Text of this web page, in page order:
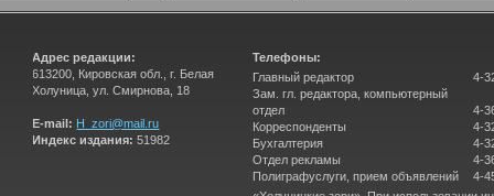
Адрес редакции:
613200, Кировская обл., г. Белая
Холуница, ул. Смирнова, 18
E-mail: H_zori@mail.ru
Индекс издания: 51982
Телефоны:
Главный редактор
Зам. гл. редактора, компьютерный
отдел
Корреспонденты
Бухгалтерия
Отдел рекламы
Полиграфуслуги, прием объявлений
4-
4-
4-
4-
4-
4-